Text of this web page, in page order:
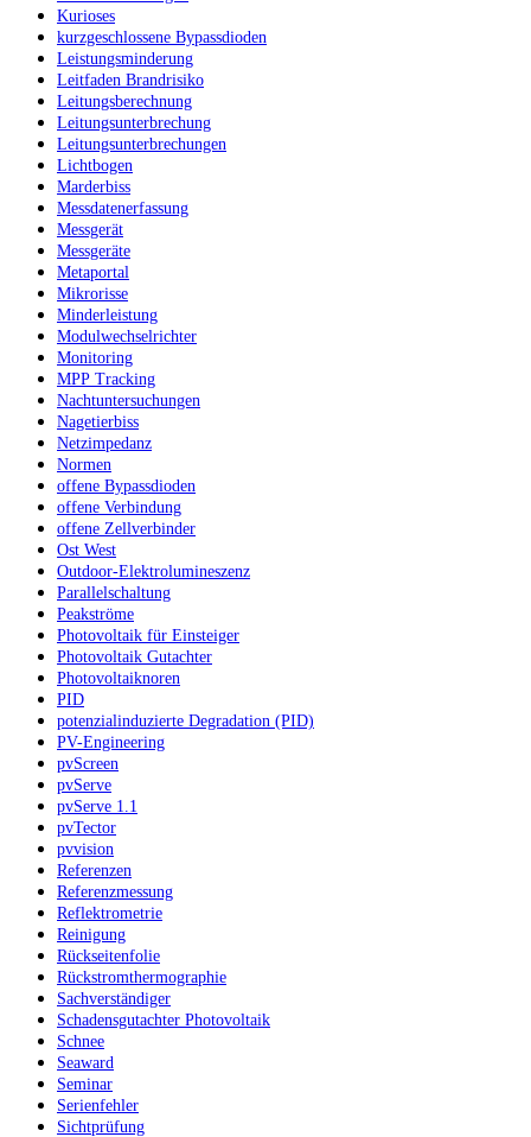
Kurioses
kurzgeschlossene Bypassdioden
Leistungsminderung
Leitfaden Brandrisiko
Leitungsberechnung
Leitungsunterbrechung
Leitungsunterbrechungen
Lichtbogen
Marderbiss
Messdatenerfassung
Messgerät
Messgeräte
Metaportal
Mikrorisse
Minderleistung
Modulwechselrichter
Monitoring
MPP Tracking
Nachtuntersuchungen
Nagetierbiss
Netzimpedanz
Normen
offene Bypassdioden
offene Verbindung
offene Zellverbinder
Ost West
Outdoor-Elektrolumineszenz
Parallelschaltung
Peakströme
Photovoltaik für Einsteiger
Photovoltaik Gutachter
Photovoltaiknoren
PID
potenzialinduzierte Degradation (PID)
PV-Engineering
pvScreen
pvServe
pvServe 1.1
pvTector
pvvision
Referenzen
Referenzmessung
Reflektrometrie
Reinigung
Rückseitenfolie
Rückstromthermographie
Sachverständiger
Schadensgutachter Photovoltaik
Schnee
Seaward
Seminar
Serienfehler
Sichtprüfung